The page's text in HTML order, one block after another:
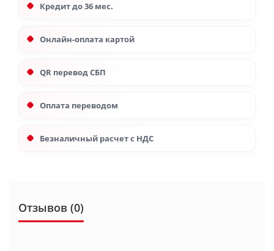
Кредит до 36 мес.
Онлайн-оплата картой
QR перевод СБП
Оплата переводом
Безналичный расчет с НДС
Отзывов (0)